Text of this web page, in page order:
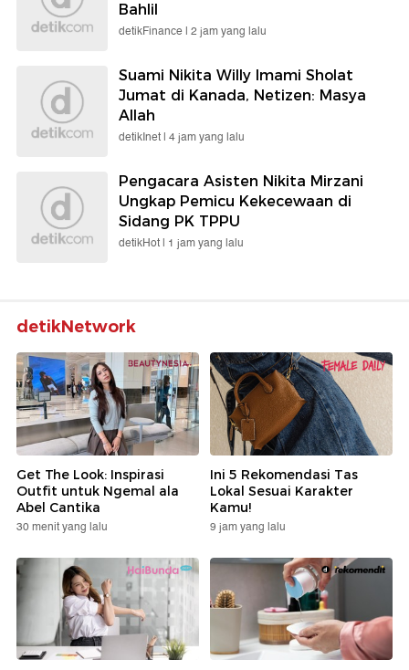
Bahlil
detikFinance | 2 jam yang lalu
Suami Nikita Willy Imami Sholat
Jumat di Kanada, Netizen: Masya
Allah
detikInet | 4 jam yang lalu
Pengacara Asisten Nikita Mirzani
Ungkap Pemicu Kekecewaan di
Sidang PK TPPU
detikHot | 1 jam yang lalu
detikNetwork
Get The Look: Inspirasi
Outfit untuk Ngemal ala
Abel Cantika
30 menit yang lalu
Ini 5 Rekomendasi Tas
Lokal Sesuai Karakter
Kamu!
9 jam yang lalu